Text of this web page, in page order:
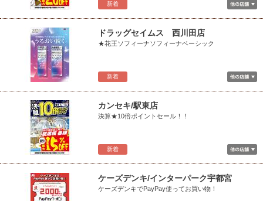
新着
新着
ドラッグセイムス 西川田店
★花王ソフィーナソフィーナベーシック
新着
カンセキ/駅東店
決算★10倍ポイントセール！！
ケーズデンキ/インターパーク宇都宮
ケーズデンキでPayPay使ってお買い物！